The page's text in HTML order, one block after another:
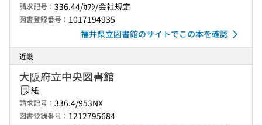
請求記号： 336.44/ｶﾜｼ/会社規定
図書登録番号： 1017194935
福井県立図書館のサイトでこの本を確認
近畿
大阪府立中央図書館
紙
請求記号： 336.4/953NX
図書登録番号： 1212795684